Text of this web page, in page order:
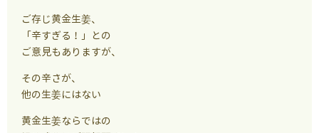
ご存じ黄金生姜、
「辛すぎる！」との
ご意見もありますが、
その辛さが、
他の生姜にはない
黄金生姜ならではの